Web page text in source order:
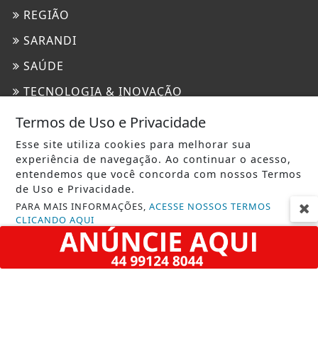
REGIÃO
SARANDI
SAÚDE
TECNOLOGIA & INOVAÇÃO
TRAGÉDIA
URGENTE
INFORMAÇÕES
CONTATO
TERMOS DE USO E PRIVACIDADE
SOBRE
Termos de Uso e Privacidade
Esse site utiliza cookies para melhorar sua
experiência de navegação. Ao continuar o acesso,
entendemos que você concorda com nossos Termos
de Uso e Privacidade.
PARA MAIS INFORMAÇÕES,ACESSE NOSSOS TERMOS
CLICANDO AQUI
PROSSEGUIR